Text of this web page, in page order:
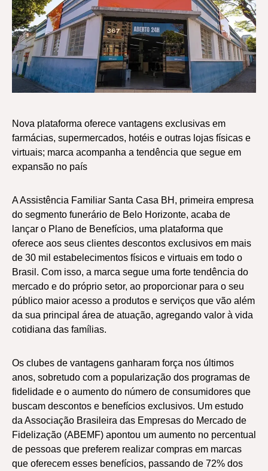
Nova plataforma oferece vantagens exclusivas em
farmácias, supermercados, hotéis e outras lojas físicas e
virtuais; marca acompanha a tendência que segue em
expansão no país
A Assistência Familiar Santa Casa BH, primeira empresa
do segmento funerário de Belo Horizonte, acaba de
lançar o Plano de Benefícios, uma plataforma que
oferece aos seus clientes descontos exclusivos em mais
de 30 mil estabelecimentos físicos e virtuais em todo o
Brasil. Com isso, a marca segue uma forte tendência do
mercado e do próprio setor, ao proporcionar para o seu
público maior acesso a produtos e serviços que vão além
da sua principal área de atuação, agregando valor à vida
cotidiana das famílias.
Os clubes de vantagens ganharam força nos últimos
anos, sobretudo com a popularização dos programas de
fidelidade e o aumento do número de consumidores que
buscam descontos e benefícios exclusivos. Um estudo
da Associação Brasileira das Empresas do Mercado de
Fidelização (ABEMF) apontou um aumento no percentual
de pessoas que preferem realizar compras em marcas
que oferecem esses benefícios, passando de 72% dos